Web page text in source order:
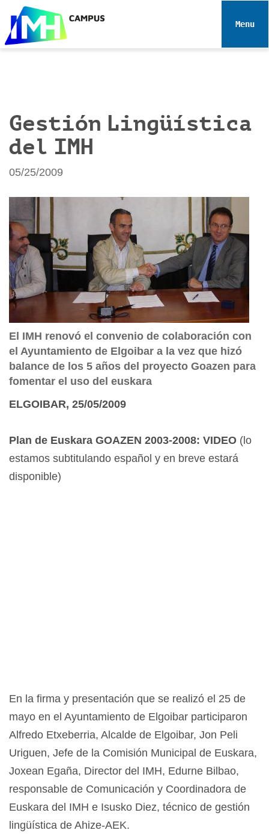
i
Toggle
Gestión Lingüística
del IMH
05/25/2009
El IMH renovó el convenio de colaboración con
el Ayuntamiento de Elgoibar a la vez que hizó
balance de los 5 años del proyecto Goazen para
fomentar el uso del euskara
ELGOIBAR, 25/05/2009
Plan de Euskara GOAZEN 2003-2008: VIDEO (lo
estamos subtitulando español y en breve estará
disponible)
En la firma y presentación que se realizó el 25 de
mayo en el Ayuntamiento de Elgoibar participaron
Alfredo Etxeberria, Alcalde de Elgoibar, Jon Peli
Uriguen, Jefe de la Comisión Municipal de Euskara,
Joxean Egaña, Director del IMH, Edurne Bilbao,
responsable de Comunicación y Coordinadora de
Euskara del IMH e Isusko Diez, técnico de gestión
lingüística de Ahize-AEK.